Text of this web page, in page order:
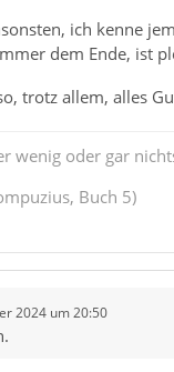
ich kenne
dem Ende, ist
trotz allem, alles
wenig oder gar
Buch 5)
2024 um 20:50